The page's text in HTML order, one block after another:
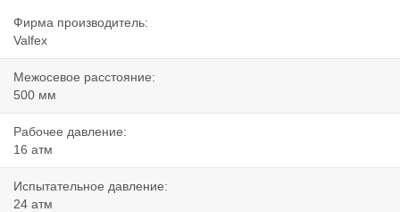
Фирма производитель:
Valfex
Межосевое расстояние:
500 мм
Рабочее давление:
16 атм
Испытательное давление:
24 атм